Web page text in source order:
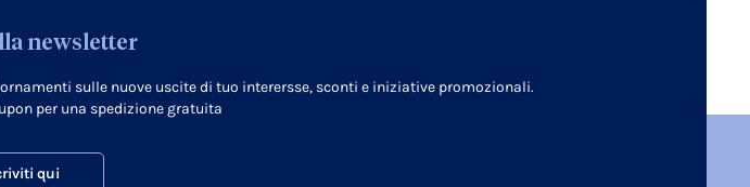
newsletter
sulle nuove uscite di tuo interersse, sconti e iniziative promozionali.
per una spedizione gratuita
qui